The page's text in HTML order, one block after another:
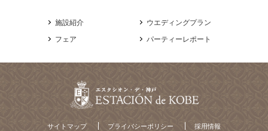
施設紹介
ウエディングプラン
フェア
パーティーレポート
サイトマップ プライバシーポリシー 採用情報